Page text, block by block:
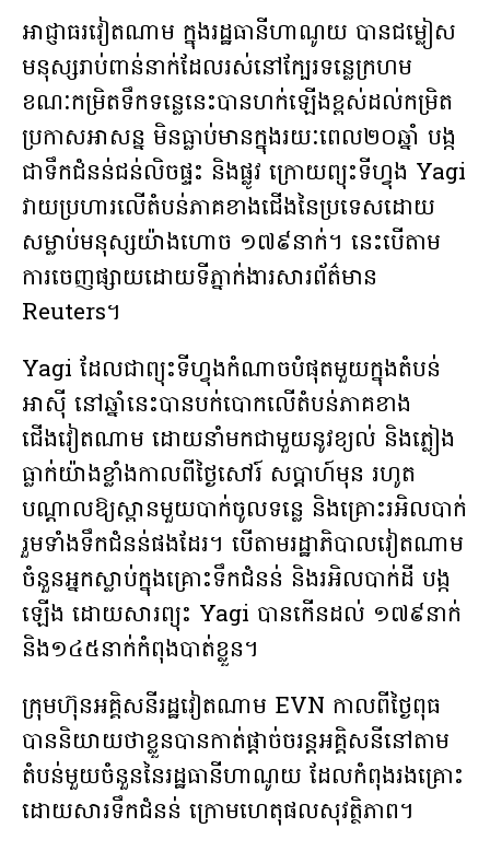
អាជ្ញាធរវៀតណាម ក្នុងរដ្ឋធានីហាណូយ បានជម្លៀស
មនុស្សរាប់ពាន់នាក់ដែលរស់នៅក្បែរទន្លេក្រហម
ខណៈកម្រិតទឹកទន្លេនេះបានហក់ឡើងខ្ពស់ដល់កម្រិត
ប្រកាសអាសន្ន មិនធ្លាប់មានក្នុងរយៈពេល២០ឆ្នាំ បង្ក
ជាទឹកជំនន់ជន់លិចផ្ទះ និងផ្លូវ ក្រោយព្យុះទីហ្វុង Yagi
វាយប្រហារលើតំបន់ភាគខាងជើងនៃប្រទេសដោយ
សម្លាប់មនុស្សយ៉ាងហោច ១៧៩នាក់។ នេះបើតាម
ការចេញផ្សាយដោយទីភ្នាក់ងារសារព័ត៌មាន
Reuters។
Yagi ដែលជាព្យុះទីហ្វុងកំណាចបំផុតមួយក្នុងតំបន់
អាស៊ី នៅឆ្នាំនេះបានបក់បោកលើតំបន់ភាគខាង
ជើងវៀតណាម ដោយនាំមកជាមួយនូវខ្យល់ និងភ្លៀង
ធ្លាក់យ៉ាងខ្លាំងកាលពីថ្ងៃសៅរ៍ សប្ដាហ៍មុន រហូត
បណ្ដាលឱ្យស្ពានមួយបាក់ចូលទន្លេ និងគ្រោះរអិលបាក់
រួមទាំងទឹកជំនន់ផងដែរ។ បើតាមរដ្ឋាភិបាលវៀតណាម
ចំនួនអ្នកស្លាប់ក្នុងគ្រោះទឹកជំនន់ និងរអិលបាក់ដី បង្ក
ឡើង ដោយសារព្យុះ Yagi បានកើនដល់ ១៧៩នាក់
និង១៤៥នាក់កំពុងបាត់ខ្លួន។
ក្រុមហ៊ុនអគ្គិសនីរដ្ឋវៀតណាម EVN កាលពីថ្ងៃពុធ
បាននិយាយថាខ្លួនបានកាត់ផ្ដាច់ចរន្តអគ្គិសនីនៅតាម
តំបន់មួយចំនួននៃរដ្ឋធានីហាណូយ ដែលកំពុងរងគ្រោះ
ដោយសារទឹកជំនន់ ក្រោមហេតុផលសុវត្ថិភាព។